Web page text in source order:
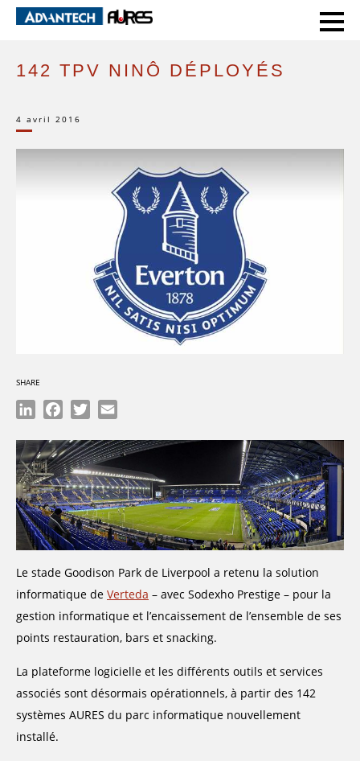
HOME SUCCESS STORIES
142 TPV NINÔ DÉPLOYÉS
4 avril 2016
SHARE
LinkedInFacebook
Twitter
Le stade Goodison Park de Liverpool a retenu la solution
informatique de Verteda – avec Sodexho Prestige – pour la
gestion informatique et l’encaissement de l’ensemble de ses
points restauration, bars et snacking.
La plateforme logicielle et les différents outils et services
associés sont désormais opérationnels, à partir des 142
systèmes AURES du parc informatique nouvellement
installé.